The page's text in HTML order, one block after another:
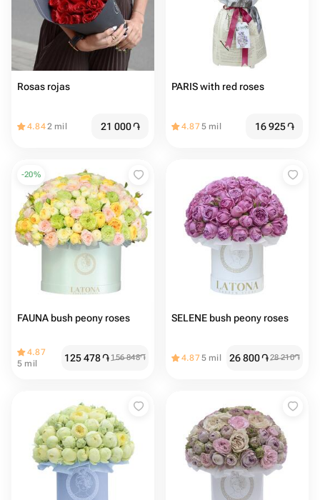
Rosas rojas
4.842 mil 21 000֏
PARIS with red roses
4.875 mil 16 925֏
-20%
FAUNA bush peony roses
4.87
5 mil
125 478֏ 156 848֏
SELENE bush peony roses
4.875 mil 26 800֏28 210֏